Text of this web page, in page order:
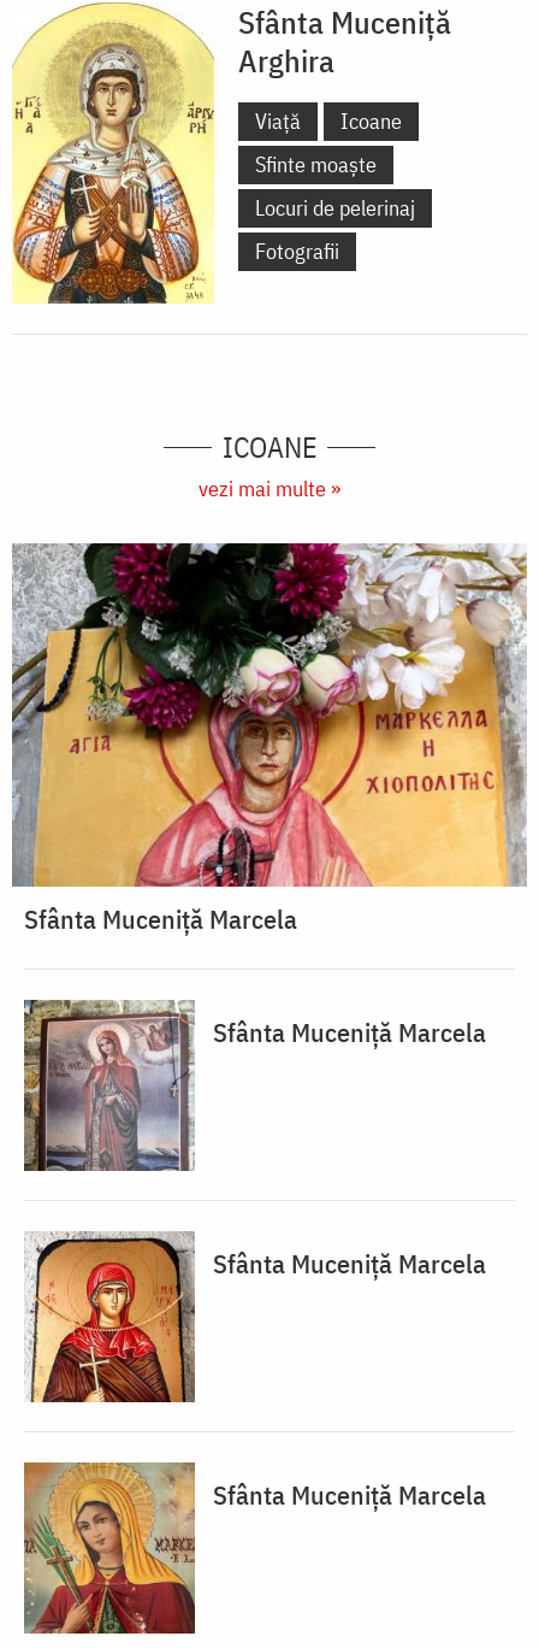
Sfânta Muceniță
Arghira
Viață
Icoane
Sfinte moaște
Locuri de pelerinaj
Fotografii
ICOANE
vezi mai multe »
Sfânta Muceniță Marcela
Sfânta Muceniță Marcela
Sfânta Muceniță Marcela
Sfânta Muceniță Marcela